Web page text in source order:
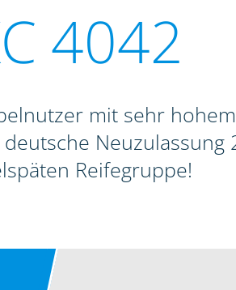
4042
mit sehr
Reifegruppe!